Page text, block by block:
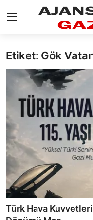
GİRİŞ YAP
AnaSayfa
Eskişehir Siyaset
Siyaset
Türkiye Gündemi
Yerel
Siber Güvenlik
Eğitim
Etiket: Gök
Türk Hava